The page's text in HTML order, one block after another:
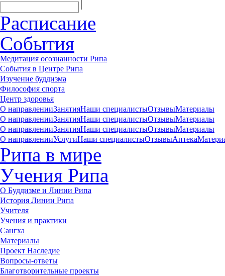
Расписание
События
Медитация осознанности Рипа
События в Центре Рипа
Изучение буддизма
Философия спорта
Центр здоровья
О направленииЗанятияНаши специалистыОтзывыМатериалы
О направленииЗанятияНаши специалистыОтзывыМатериалы
О направленииЗанятияНаши специалистыОтзывыМатериалы
О направленииУслугиНаши специалистыОтзывыАптека
Рипа в мире
Учения Рипа
О Буддизме и Линии Рипа
История Линии Рипа
Учителя
Учения и практики
Сангха
Материалы
Проект Наследие
Вопросы-ответы
Благотворительные проекты